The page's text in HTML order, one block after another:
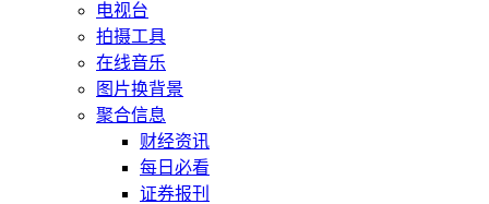
电视台
拍摄工具
在线音乐
图片换背景
聚合信息
财经资讯
每日必看
证券报刊